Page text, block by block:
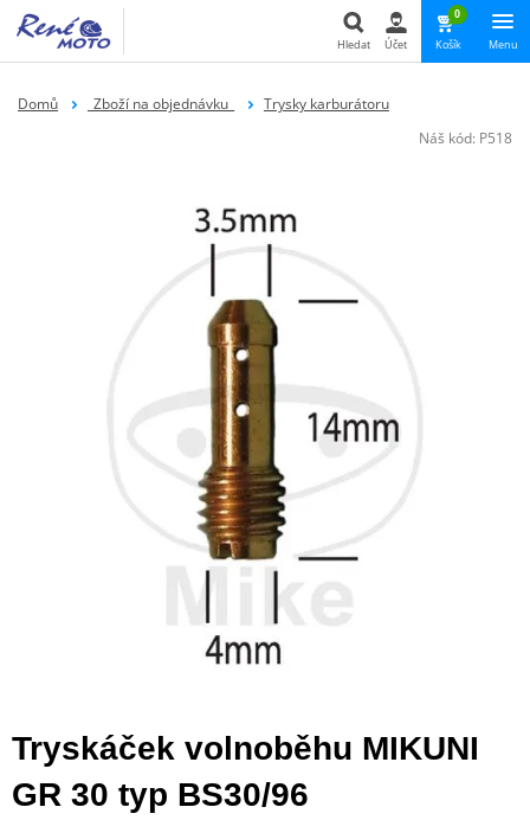
Hledat Účet
0
Košík Menu
Domů _Zboží na objednávku_
Trysky karburátoru
Náš kód: P518
Tryskáček volnoběhu MIKUNI
GR 30 typ BS30/96